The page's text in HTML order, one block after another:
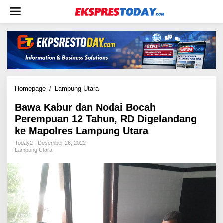
w
Homepage / Lampung UtaraB
w
a
K
Bawa Kabur dan Nodai Bocah
Perempuan 12 Tahun, RD Digelandang
ke Mapolres Lampung Utara
Today2
Desember 26, 2022
Lampung Utara